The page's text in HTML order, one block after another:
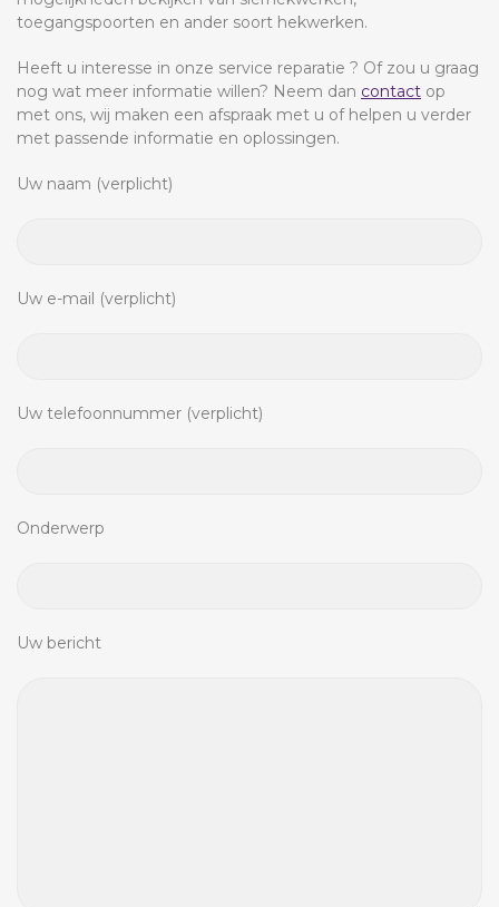
toegangspoorten en ander soort hekwerken.
Heeft u interesse in onze service reparatie ? Of zou u graag
nog wat meer informatie willen? Neem dan contact op
met ons, wij maken een afspraak met u of helpen u verder
met passende informatie en oplossingen.
Uw naam (verplicht)
Uw e-mail (verplicht)
Uw telefoonnummer (verplicht)
Onderwerp
Uw bericht